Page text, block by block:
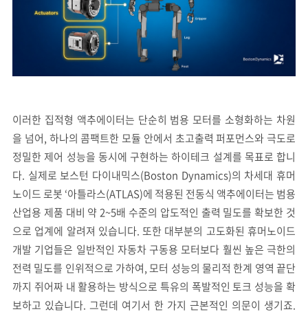
이러한 집적형 액추에이터는 단순히 범용 모터를 소형화하는 차원
을 넘어, 하나의 콤팩트한 모듈 안에서 초고출력 퍼포먼스와 극도로
정밀한 제어 성능을 동시에 구현하는 하이테크 설계를 목표로 합니
다. 실제로 보스턴 다이내믹스(Boston Dynamics)의 차세대 휴머
노이드 로봇 ‘아틀라스(ATLAS)에 적용된 전동식 액추에이터는 범용
산업용 제품 대비 약 2~5배 수준의 압도적인 출력 밀도를 확보한 것
으로 업계에 알려져 있습니다. 또한 대부분의 고도화된 휴머노이드
개발 기업들은 일반적인 자동차 구동용 모터보다 훨씬 높은 극한의
전력 밀도를 인위적으로 가하여, 모터 성능의 물리적 한계 영역 끝단
까지 쥐어짜 내 활용하는 방식으로 특유의 폭발적인 토크 성능을 확
보하고 있습니다. 그런데 여기서 한 가지 근본적인 의문이 생기죠.